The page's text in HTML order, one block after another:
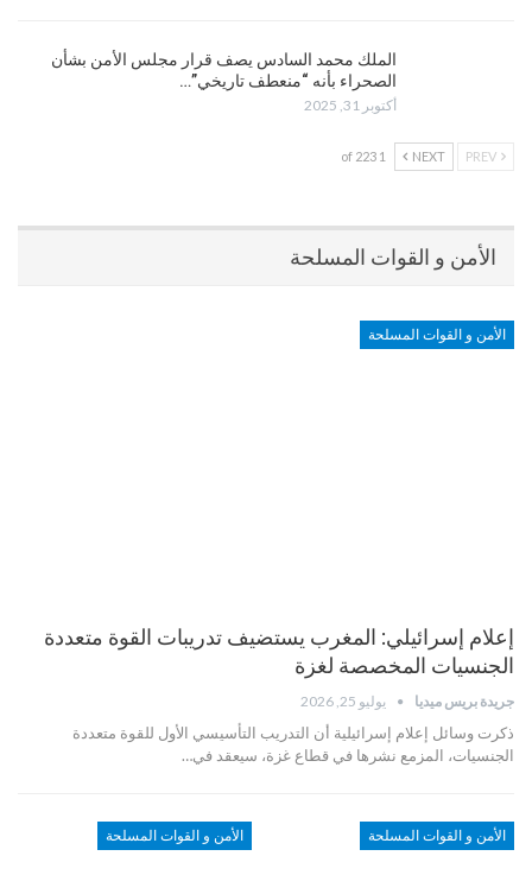
الملك محمد السادس يصف قرار مجلس الأمن بشأن
الصحراء بأنه “منعطف تاريخي”…
أكتوبر 31, 2025
NEXT
1 of 223
الأمن و القوات المسلحة
الأمن و القوات المسلحة
إعلام إسرائيلي: المغرب يستضيف تدريبات القوة متعددة
الجنسيات المخصصة لغزة
جريدة بريس ميديا يوليو 25, 2026
ذكرت وسائل إعلام إسرائيلية أن التدريب التأسيسي الأول للقوة متعددة
الجنسيات، المزمع نشرها في قطاع غزة، سيعقد في…
الأمن و القوات المسلحة الأمن و القوات المسلحة